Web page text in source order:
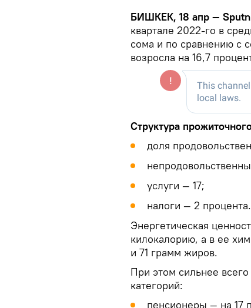
БИШКЕК, 18 апр —
квартале 2022-го в
сома и по сравнению с
возросла на 16,7
Структура
доля
услуги — 17;
налоги — 2 процента.
Энергетическая
килокалорию, а в ее
и 71 грамм жиров.
При этом сильнее
категорий:
пенсионеры — на 17